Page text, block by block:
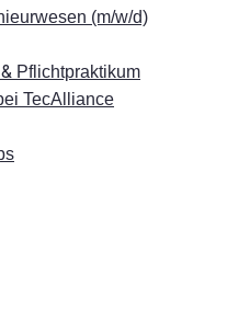
(m/w/d)
& Pflichtpraktikum
TecAlliance